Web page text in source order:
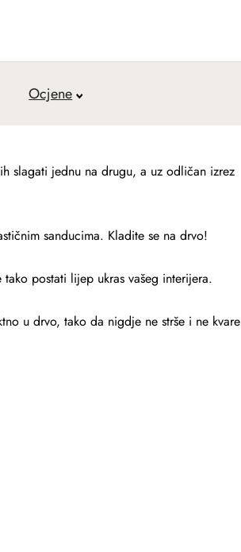
Ocjene
slagati jednu na drugu, a uz odličan izrez
sanducima. Kladite se na drvo!
postati lijep ukras vašeg interijera.
u drvo, tako da nigdje ne strše i ne kvare